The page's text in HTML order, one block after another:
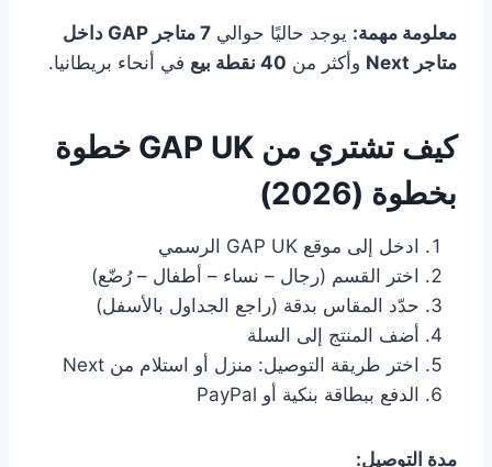
معلومة مهمة: يوجد حاليًا حوالي
7 متاجر GAP داخل
متاجر Next
وأكثر من 40 نقطة بيع في أنحاء بريطانيا.
كيف تشتري من GAP UK خطوة
بخطوة (2026)
ادخل إلى موقع GAP UK الرسمي
اختر القسم (رجال – نساء – أطفال – رُضّع)
حدّد المقاس بدقة (راجع الجداول بالأسفل)
أضف المنتج إلى السلة
اختر طريقة التوصيل: منزل أو استلام من Next
الدفع ببطاقة بنكية أو PayPal
مدة التوصيل: